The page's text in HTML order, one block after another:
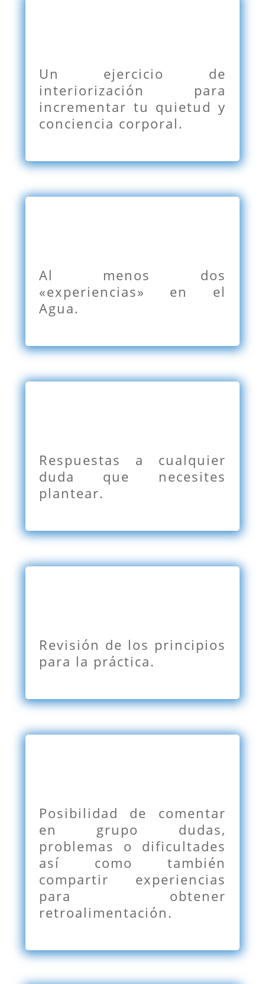
Un ejercicio de
interiorización para
incrementar tu quietud y
conciencia corporal.
Al menos dos
«experiencias» en el
Agua.
Respuestas a cualquier
duda que necesites
plantear.
Revisión de los principios
para la práctica.
Posibilidad de comentar
en grupo dudas,
problemas o dificultades
así como también
compartir experiencias
para obtener
retroalimentación.